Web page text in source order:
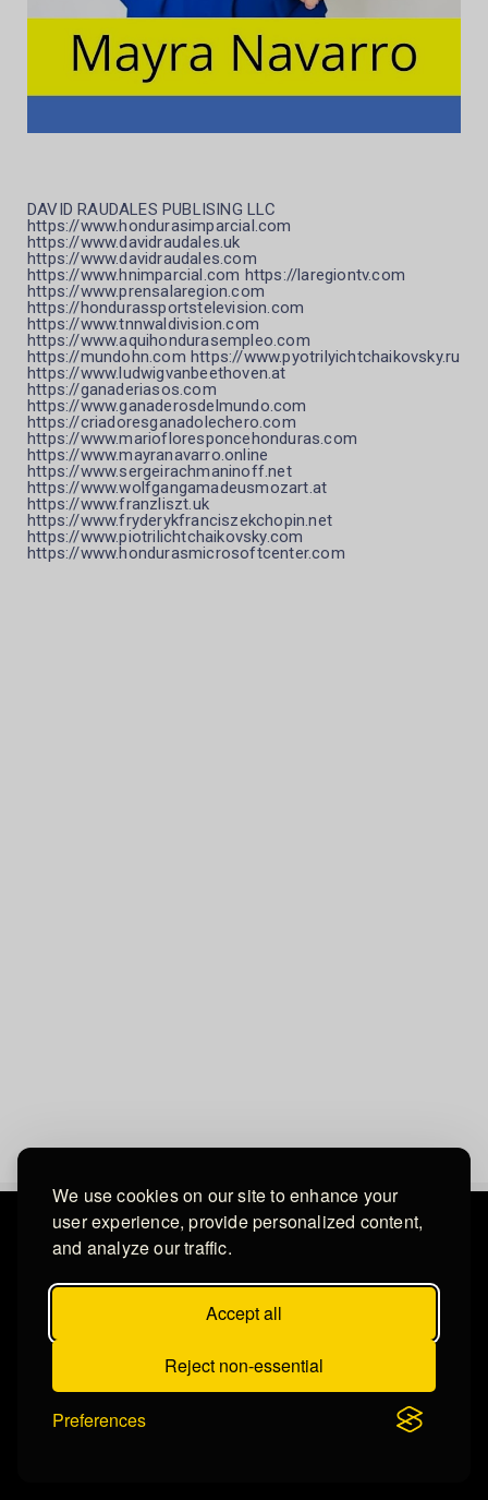
We use cookies on our site to enhance your
user experience, provide personalized content,
and analyze our traffic.
Accept all
Reject non-essential
Preferences
DAVID RAUDALES PUBLISING LLC
https://www.hondurasimparcial.com
https://www.davidraudales.uk
https://www.davidraudales.com
https://www.hnimparcial.com https://laregiontv.com
https://www.prensalaregion.com
https://hondurassportstelevision.com
https://www.tnnwaldivision.com
https://www.aquihondurasempleo.com
https://mundohn.com https://www.pyotrilyichtchaikovsky.ru
https://www.ludwigvanbeethoven.at
https://ganaderiasos.com
https://www.ganaderosdelmundo.com
https://criadoresganadolechero.com
https://www.mariofloresponcehonduras.com
https://www.mayranavarro.online
https://www.sergeirachmaninoff.net
https://www.wolfgangamadeusmozart.at
https://www.franzliszt.uk
https://www.fryderykfranciszekchopin.net
https://www.piotrilichtchaikovsky.com
https://www.hondurasmicrosoftcenter.com